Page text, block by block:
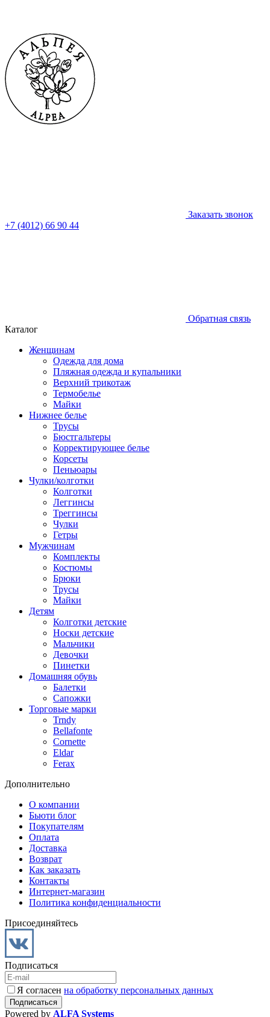
Заказать звонок
+7 (4012) 66 90 44
Обратная связь
Каталог
Женщинам
Одежда для дома
Пляжная одежда и купальники
Верхний трикотаж
Термобелье
Майки
Нижнее белье
Трусы
Бюстгальтеры
Корректирующее белье
Корсеты
Пеньюары
Чулки/колготки
Колготки
Леггинсы
Треггинсы
Чулки
Гетры
Мужчинам
Комплекты
Костюмы
Брюки
Трусы
Майки
Детям
Колготки детские
Носки детские
Мальчики
Девочки
Пинетки
Домашняя обувь
Балетки
Сапожки
Торговые марки
Trndy
Bellafonte
Cornette
Eldar
Ferax
Дополнительно
О компании
Бьюти блог
Покупателям
Оплата
Доставка
Возврат
Как заказать
Контакты
Интернет-магазин
Политика конфиденциальности
Присоединяйтесь
Подписаться
Я согласен на обработку персональных данных
Powered by ALFA Systems